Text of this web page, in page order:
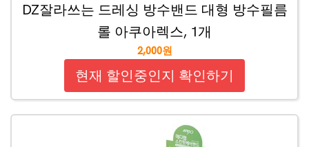
DZ잘라쓰는 드레싱 방수밴드 대형 방수필름
롤 아쿠아렉스, 1개
2,000원
현재 할인중인지 확인하기